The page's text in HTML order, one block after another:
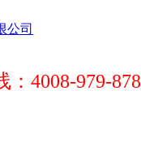
4008-979-878